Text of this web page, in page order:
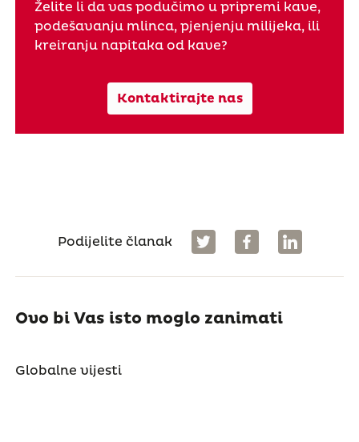
Želite li da vas podučimo u pripremi kave,
podešavanju mlinca, pjenjenju milijeka, ili
kreiranju napitaka od kave?
Kontaktirajte nas
Podijelite članak
Ovo bi Vas isto moglo zanimati
Globalne vijesti